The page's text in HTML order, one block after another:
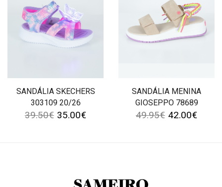
SANDÁLIA SKECHERS
303109 20/26
39.50€ 35.00€
SANDÁLIA MENINA
GIOSEPPO 78689
49.95€ 42.00€